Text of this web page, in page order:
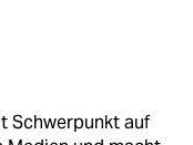
Schwerpunkt auf